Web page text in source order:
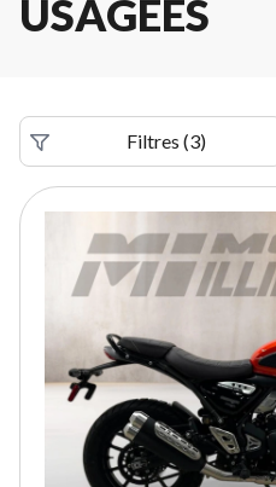
USAGÉES
Filtres (3)